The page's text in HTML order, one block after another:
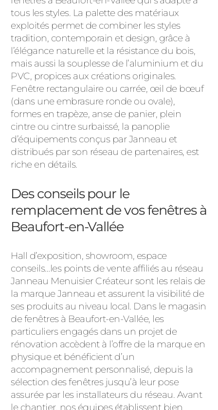
tous les styles. La palette des matériaux
exploités permet de combiner les styles
tradition, contemporain et design, grâce à
l’élégance naturelle et la résistance du bois,
mais aussi la souplesse de l’aluminium et du
PVC, propices aux créations originales.
Fenêtre rectangulaire ou carrée, œil de bœuf
(dans une embrasure ronde ou ovale),
formes en trapèze, anse de panier, plein
cintre ou cintre surbaissé, la panoplie
d’équipements conçus par Janneau et
distribués par son réseau de partenaires, est
riche en détails.
Des conseils pour le
remplacement de vos fenêtres à
Beaufort-en-Vallée
Hall d’exposition, showroom, espace
conseils…les points de vente affiliés au réseau
Janneau Menuisier Créateur sont les relais de
la marque Janneau et assurent la visibilité de
ses produits au niveau local. Dans le magasin
de fenêtres à Beaufort-en-Vallée, les
particuliers engagés dans un projet de
rénovation accèdent à l’offre de la marque en
physique et bénéficient d’un
accompagnement personnalisé, depuis la
sélection des fenêtres jusqu’à leur pose
assurée par les installateurs du réseau. Avant
le chantier, nos équipes établissent bien